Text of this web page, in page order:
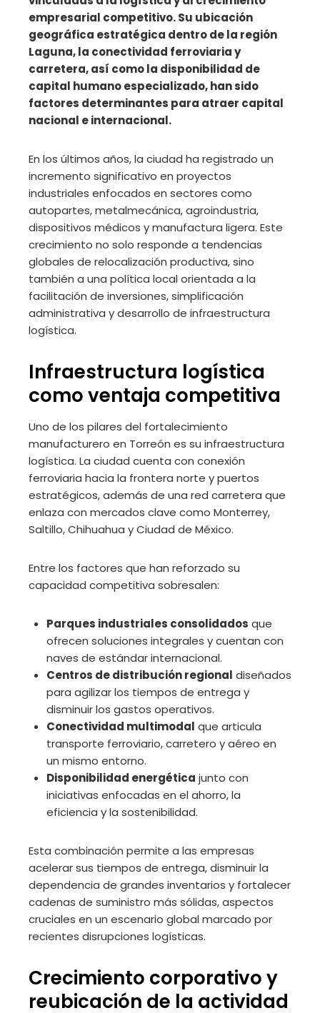
empresarial competitivo. Su ubicación
geográfica estratégica dentro de la región
Laguna, la conectividad ferroviaria y
carretera, así como la disponibilidad de
capital humano especializado, han sido
factores determinantes para atraer capital
nacional e internacional.
En los últimos años, la ciudad ha registrado un
incremento significativo en proyectos
industriales enfocados en sectores como
autopartes, metalmecánica, agroindustria,
dispositivos médicos y manufactura ligera. Este
crecimiento no solo responde a tendencias
globales de relocalización productiva, sino
también a una política local orientada a la
facilitación de inversiones, simplificación
administrativa y desarrollo de infraestructura
logística.
Infraestructura logística
como ventaja competitiva
Uno de los pilares del fortalecimiento
manufacturero en Torreón es su infraestructura
logística. La ciudad cuenta con conexión
ferroviaria hacia la frontera norte y puertos
estratégicos, además de una red carretera que
enlaza con mercados clave como Monterrey,
Saltillo, Chihuahua y Ciudad de México.
Entre los factores que han reforzado su
capacidad competitiva sobresalen:
Parques industriales consolidados que
ofrecen soluciones integrales y cuentan con
naves de estándar internacional.
Centros de distribución regional diseñados
para agilizar los tiempos de entrega y
disminuir los gastos operativos.
Conectividad multimodal que articula
transporte ferroviario, carretero y aéreo en
un mismo entorno.
Disponibilidad energética junto con
iniciativas enfocadas en el ahorro, la
eficiencia y la sostenibilidad.
Esta combinación permite a las empresas
acelerar sus tiempos de entrega, disminuir la
dependencia de grandes inventarios y fortalecer
cadenas de suministro más sólidas, aspectos
cruciales en un escenario global marcado por
recientes disrupciones logísticas.
Crecimiento corporativo y
reubicación de la actividad